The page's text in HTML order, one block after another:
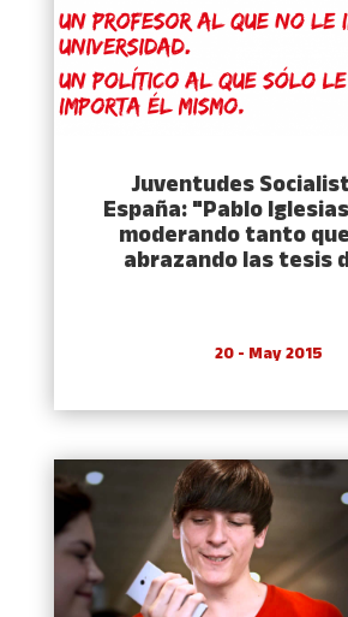
Juventudes
España: "Pablo
moderando tanto
abrazando las tesis
20 - May 2015